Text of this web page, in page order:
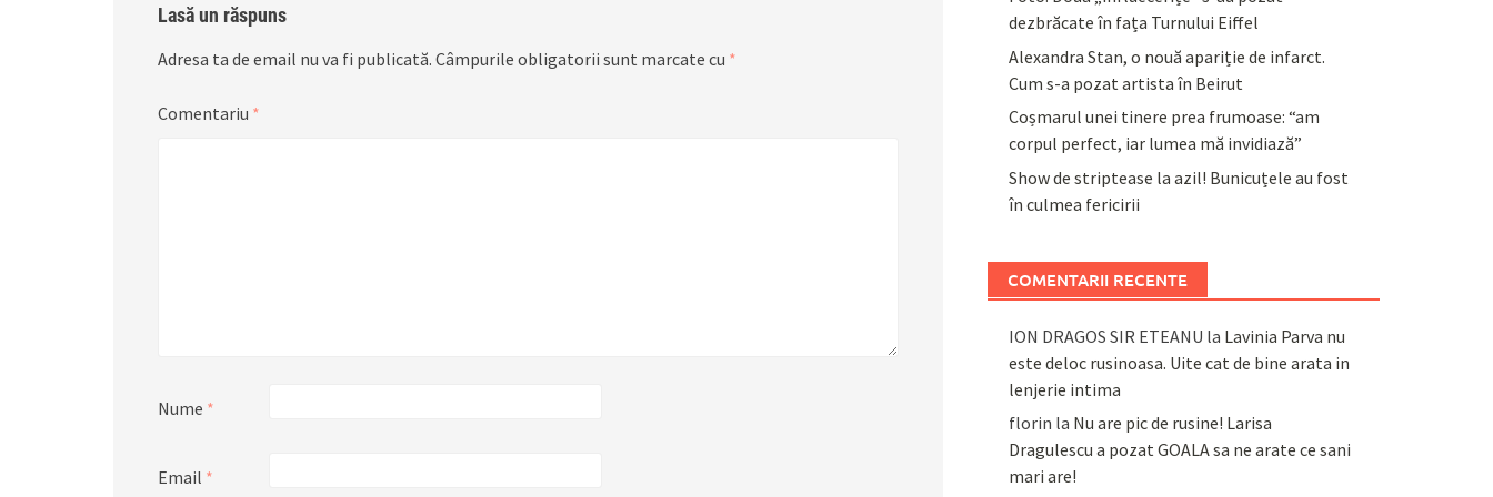
Lasă un răspuns
Adresa ta de email nu va fi publicată. Câmpurile obligatorii sunt marcate cu *
Comentariu *
Nume *
Email *
dezbrăcate în fața Turnului Eiffel
Alexandra Stan, o nouă apariție de infarct.
Cum s-a pozat artista în Beirut
Coșmarul unei tinere prea frumoase: “am
corpul perfect, iar lumea mă invidiază”
Show de striptease la azil! Bunicuțele au fost
în culmea fericirii
COMENTARII RECENTE
ION DRAGOS SIR ETEANU la Lavinia Parva nu
este deloc rusinoasa. Uite cat de bine arata in
lenjerie intima
florin la Nu are pic de rusine! Larisa
Dragulescu a pozat GOALA sa ne arate ce sani
mari are!